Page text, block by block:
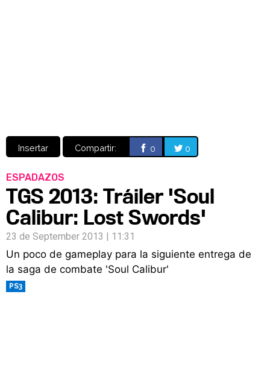
Insertar Compartir: 0 0
ESPADAZOS
TGS 2013: Tráiler 'Soul
Calibur: Lost Swords'
23 de September 2013 | 11:31
Un poco de gameplay para la siguiente entrega de
la saga de combate 'Soul Calibur'
PS3